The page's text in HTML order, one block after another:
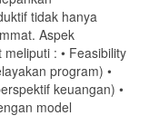
tidak hanya
Aspek
: • Feasibility
program) •
keuangan) •
model